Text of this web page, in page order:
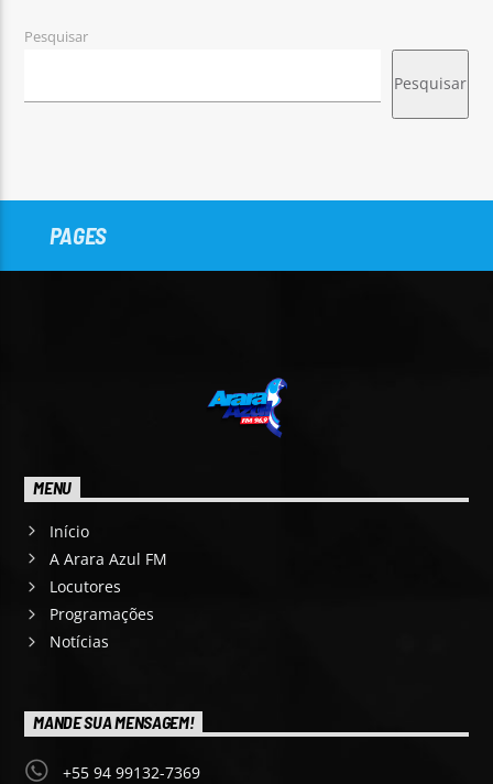
Pesquisar
Pesquisar
PAGES
MENU
Início
A Arara Azul FM
Locutores
Programações
Notícias
MANDE SUA MENSAGEM!
+55 94 99132-7369